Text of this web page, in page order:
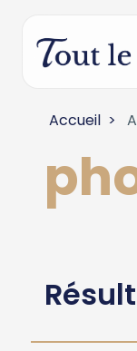
Accueil